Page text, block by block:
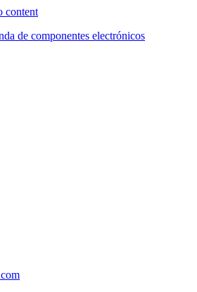
content
de componentes electrónicos